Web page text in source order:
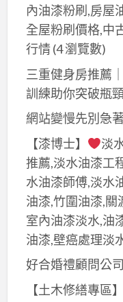
內油漆粉刷,房屋
全屋粉刷價格,中
行情(4 瀏覽數)
三重健身房推薦
訓練助你突破瓶
網站變慢先別急
【漆博士】
淡
推薦,淡水油漆工
水油漆師傅,淡水
油漆,竹圍油漆,關
室內油漆淡水,油
油漆,壁癌處理淡
好合婚禮顧問公司
【土木修繕專區】